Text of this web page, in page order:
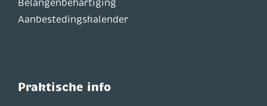
Belangenbehartiging
Aanbestedingskalender
Praktische info